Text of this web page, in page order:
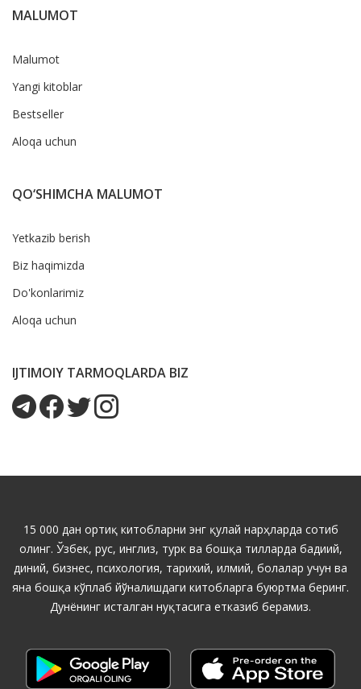
MALUMOT
Malumot
Yangi kitoblar
Bestseller
Aloqa uchun
QO‘SHIMCHA MALUMOT
Yetkazib berish
Biz haqimizda
Do'konlarimiz
Aloqa uchun
IJTIMOIY TARMOQLARDA BIZ
15 000 дан ортиқ китобларни энг қулай нарҳларда сотиб
олинг. Ўзбек, рус, инглиз, турк ва бошқа тилларда бадиий,
диний, бизнес, психология, тарихий, илмий, болалар учун ва
яна бошқа кўплаб йўналишдаги китобларга буюртма беринг.
Дунёнинг исталган нуқтасига етказиб берамиз.